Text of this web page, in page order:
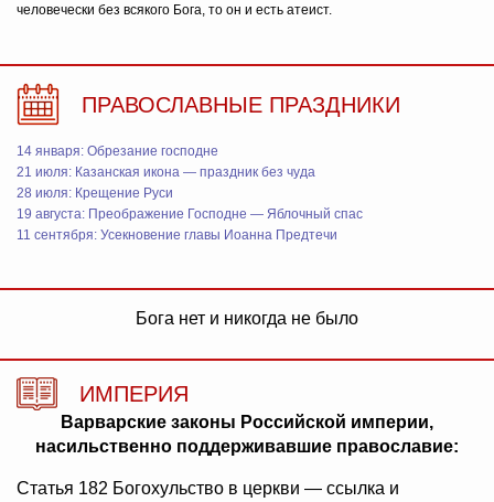
человечески без всякого Бога, то он и есть атеист.
ПРАВОСЛАВНЫЕ ПРАЗДНИКИ
14 января: Обрезание господне
21 июля: Казанская икона — праздник без чуда
28 июля: Крещение Руси
19 августа: Преображение Господне — Яблочный спас
11 сентября: Усекновение главы Иоанна Предтечи
Бога нет и никогда не было
ИМПЕРИЯ
Варварские законы Российской империи,
насильственно поддерживавшие православие:
Статья 182 Богохульство в церкви — ссылка и